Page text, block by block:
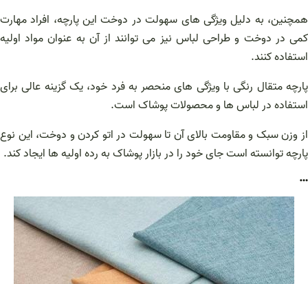
همچنین، به دلیل ویژگی های سهولت در دوخت این پارچه، افراد مهارت
کمی در دوخت و طراحی لباس نیز می توانند از آن به عنوان مواد اولیه
استفاده کنند.
پارچه متقال رنگی با ویژگی های منحصر به فرد خود، یک گزینه عالی برای
استفاده در لباس ها و محصولات پوشاک است.
از وزن سبک و مقاومت بالای آن تا سهولت در اتو کردن و دوخت، این نوع
پارچه توانسته است جای خود را در بازار پوشاک به رده اولیه ها ایجاد کند.
…